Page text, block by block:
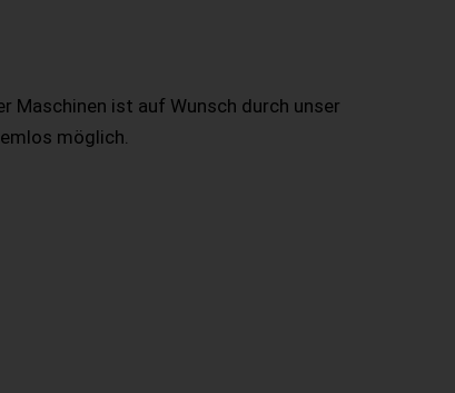
Maschinen ist auf Wunsch durch unser
möglich.